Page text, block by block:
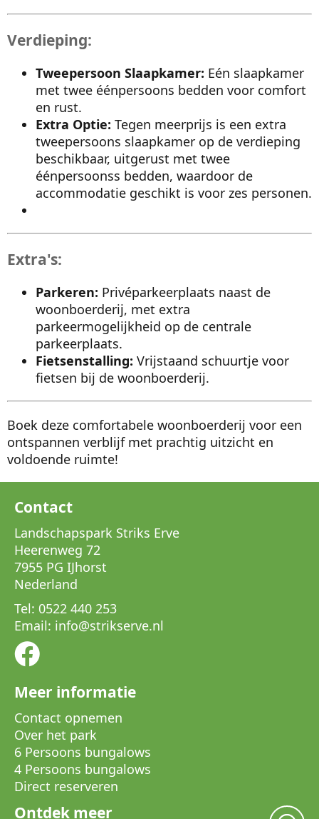
Verdieping:
Tweepersoon Slaapkamer: Eén slaapkamer
met twee éénpersoons bedden voor comfort
en rust.
Extra Optie: Tegen meerprijs is een extra
tweepersoons slaapkamer op de verdieping
beschikbaar, uitgerust met twee
éénpersoonss bedden, waardoor de
accommodatie geschikt is voor zes personen.
Extra's:
Parkeren: Privéparkeerplaats naast de
woonboerderij, met extra
parkeermogelijkheid op de centrale
parkeerplaats.
Fietsenstalling: Vrijstaand schuurtje voor
fietsen bij de woonboerderij.
Boek deze comfortabele woonboerderij voor een
ontspannen verblijf met prachtig uitzicht en
voldoende ruimte!
Contact
Landschapspark Striks Erve
Heerenweg 72
7955 PG IJhorst
Nederland
Tel: 0522 440 253
Email: info@strikserve.nl
Meer informatie
Contact opnemen
Over het park
6 Persoons bungalows
4 Persoons bungalows
Direct reserveren
Ontdek meer